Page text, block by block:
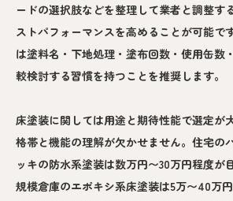
ードの選択肢などを整理して業者と調整す
ストパフォーマンスを高めることが可能で
は塗料名・下地処理・塗布回数・使用缶数
較検討する習慣を持つことを推奨します。
床塗装に関しては用途と期待性能で選定が
格帯と機能の理解が欠かせません。住宅の
ッキの防水系塗装は数万円〜30万円程度が
規模倉庫のエポキシ系床塗装は5万〜40万